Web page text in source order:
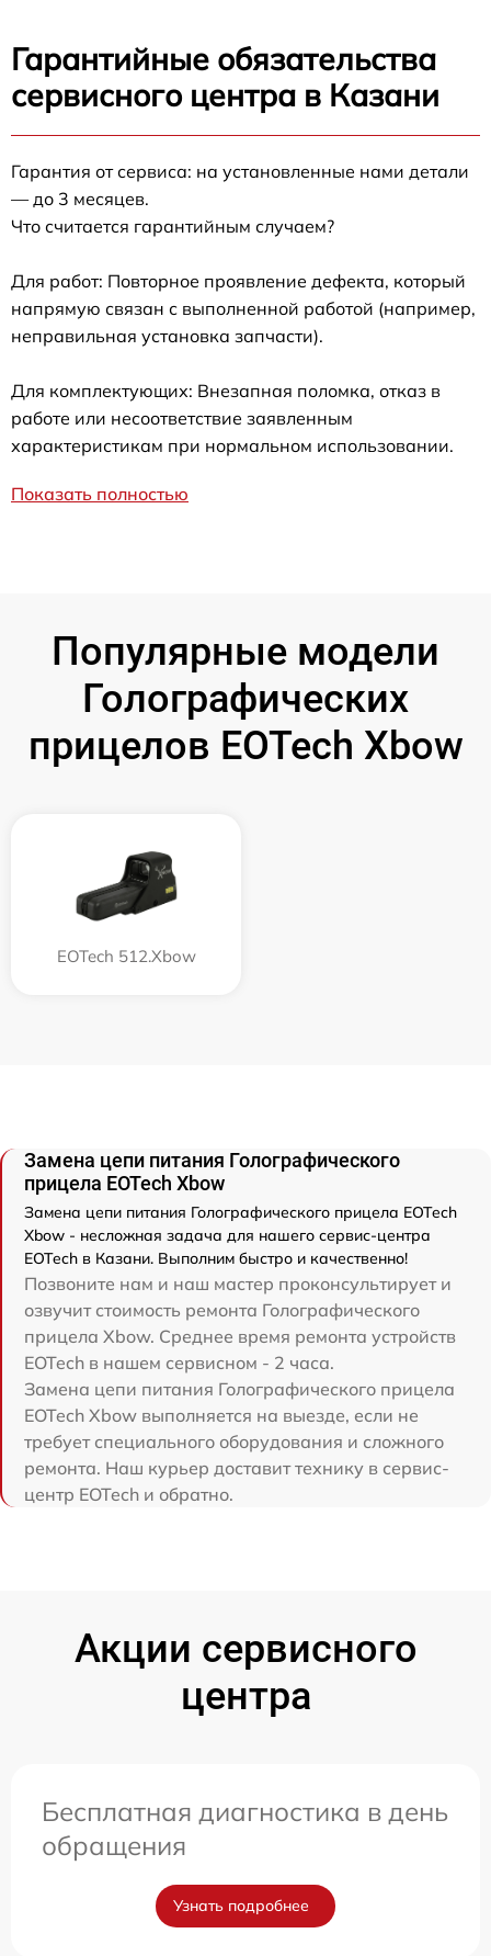
Гарантийные обязательства
сервисного центра в Казани
Гарантия от сервиса: на установленные нами детали
— до 3 месяцев.
Что считается гарантийным случаем?
Для работ: Повторное проявление дефекта, который
напрямую связан с выполненной работой (например,
неправильная установка запчасти).
Для комплектующих: Внезапная поломка, отказ в
работе или несоответствие заявленным
характеристикам при нормальном использовании.
Показать полностью
Популярные модели
Голографических
прицелов EOTech Xbow
EOTech 512.Xbow
Замена цепи питания Голографического
прицела EOTech Xbow
Замена цепи питания Голографического прицела EOTech
Xbow - несложная задача для нашего сервис-центра
EOTech в Казани. Выполним быстро и качественно!
Позвоните нам и наш мастер проконсультирует и
озвучит стоимость ремонта Голографического
прицела Xbow. Среднее время ремонта устройств
EOTech в нашем сервисном - 2 часа.
Замена цепи питания Голографического прицела
EOTech Xbow выполняется на выезде, если не
требует специального оборудования и сложного
ремонта. Наш курьер доставит технику в сервис-
центр EOTech и обратно.
Акции сервисного
центра
Бесплатная диагностика в день
обращения
Узнать подробнее